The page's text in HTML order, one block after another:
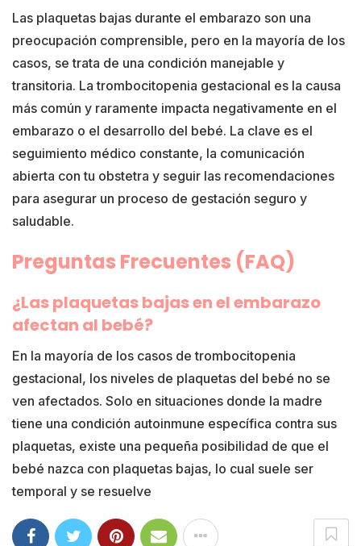
Las plaquetas bajas durante el embarazo son una
preocupación comprensible, pero en la mayoría de los
casos, se trata de una condición manejable y
transitoria. La trombocitopenia gestacional es la causa
más común y raramente impacta negativamente en el
embarazo o el desarrollo del bebé. La clave es el
seguimiento médico constante, la comunicación
abierta con tu obstetra y seguir las recomendaciones
para asegurar un proceso de gestación seguro y
saludable.
Preguntas Frecuentes (FAQ)
¿Las plaquetas bajas en el embarazo
afectan al bebé?
En la mayoría de los casos de trombocitopenia
gestacional, los niveles de plaquetas del bebé no se
ven afectados. Solo en situaciones donde la madre
tiene una condición autoinmune específica contra sus
plaquetas, existe una pequeña posibilidad de que el
bebé nazca con plaquetas bajas, lo cual suele ser
temporal y se resuelve